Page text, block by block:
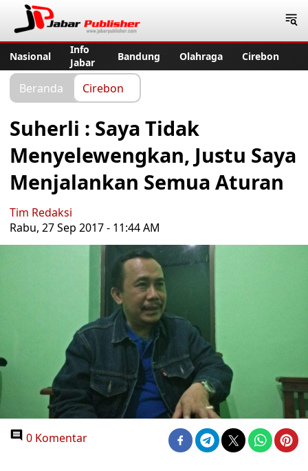
Nasional
Info
Jabar
Bandung Olahraga Cirebon
Beranda Cirebon
Suherli : Saya Tidak
Menyelewengkan, Justu Saya
Menjalankan Semua Aturan
Tim Redaksi
Rabu, 27 Sep 2017 - 11:44 AM
0 Komentar